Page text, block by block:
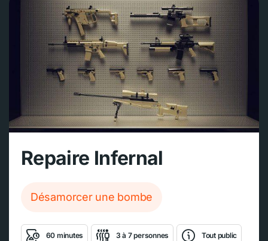
Repaire Infernal
Désamorcer une bombe
60 minutes 3 à 7 personnes Tout public